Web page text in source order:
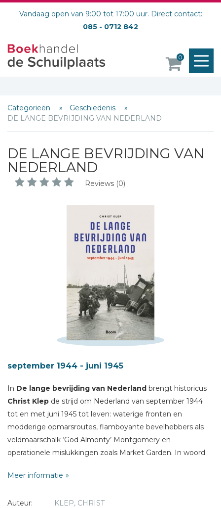
Vandaag open van 9:00 tot 17:00 uur. Direct contact:
085 - 0712 842
0
Categorieën
Geschiedenis
DE LANGE BEVRIJDING VAN NEDERLAND
DE LANGE BEVRIJDING VAN
NEDERLAND
Reviews (0)
september 1944 - juni 1945
In De lange bevrijding van Nederland brengt historicus
Christ Klep de strijd om Nederland van september 1944
tot en met juni 1945 tot leven: waterige fronten en
modderige opmarsroutes, flamboyante bevelhebbers als
veldmaarschalk ‘God Almonty’ Montgomery en
operationele mislukkingen zoals Market Garden. In woord
standaardwerk over de lange bevrijding van Nederland.
Meer informatie
Auteur:
KLEP, CHRIST
Schrijf hieronder je review!
Naam *
E-mail *
Titel *
* = verplicht